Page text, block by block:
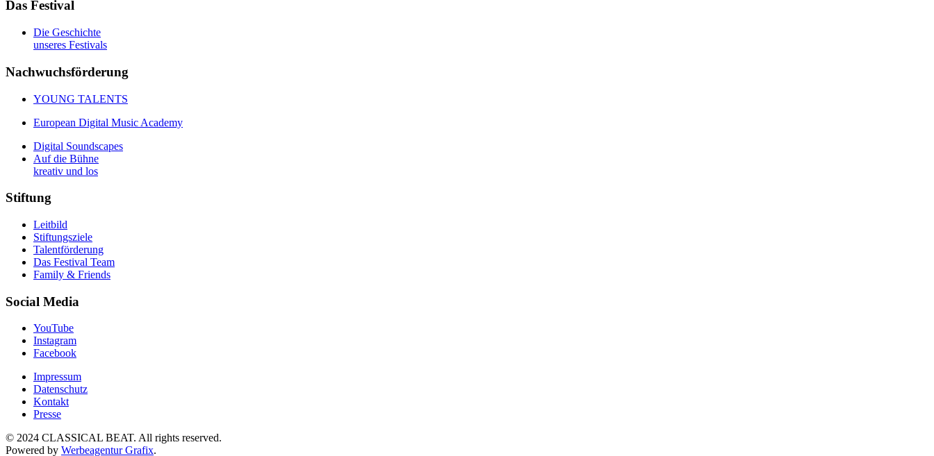
Das Festival
Die Geschichte
unseres Festivals
Nachwuchsförderung
YOUNG TALENTS
European Digital Music Academy
Digital Soundscapes
Auf die Bühne
kreativ und los
Stiftung
Leitbild
Stiftungsziele
Talentförderung
Das Festival Team
Family & Friends
Social Media
YouTube
Instagram
Facebook
Impressum
Datenschutz
Kontakt
Presse
© 2024 CLASSICAL BEAT. All rights reserved.
Powered by Werbeagentur Grafix.